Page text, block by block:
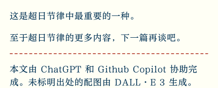
这是超日节律中最重要的一种。
至于超日节律的更多内容，下一篇再谈吧。
本文由 ChatGPT 和 Github Copilot 协助完
成。未标明出处的配图由 DALL·E 3 生成。